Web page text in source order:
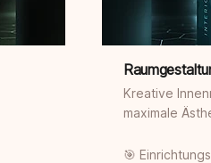
Kreative
maximale
🎯